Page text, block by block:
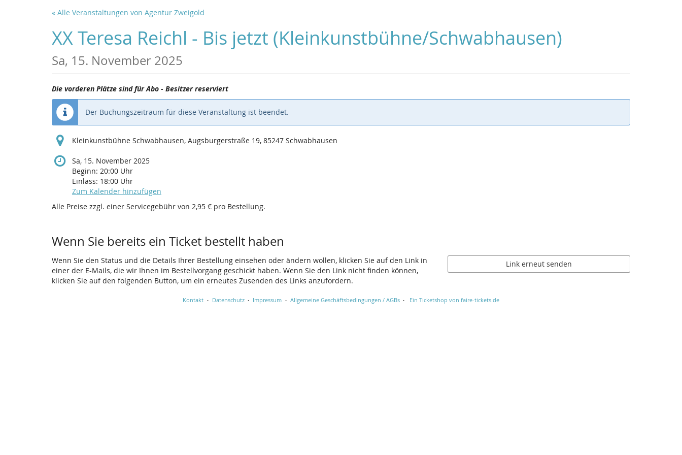
« Alle Veranstaltungen von Agentur Zweigold
XX Teresa Reichl - Bis jetzt (Kleinkunstbühne/Schwabhausen)
Sa, 15. November 2025
Die vorderen Plätze sind für Abo - Besitzer reserviert
Der Buchungszeitraum für diese Veranstaltung ist beendet.
Kleinkunstbühne Schwabhausen, Augsburgerstraße 19, 85247 Schwabhausen
Sa, 15. November 2025
Beginn: 20:00 Uhr
Einlass: 18:00 Uhr
Zum Kalender hinzufügen
Alle Preise zzgl. einer Servicegebühr von 2,95 € pro Bestellung.
Wenn Sie bereits ein Ticket bestellt haben
Wenn Sie den Status und die Details Ihrer Bestellung einsehen oder ändern wollen, klicken Sie auf den Link in
einer der E-Mails, die wir Ihnen im Bestellvorgang geschickt haben. Wenn Sie den Link nicht finden können,
klicken Sie auf den folgenden Button, um ein erneutes Zusenden des Links anzufordern.
Link erneut senden
Kontakt Datenschutz Impressum Allgemeine Geschäftsbedingungen / AGBs Ein Ticketshop von faire-tickets.de